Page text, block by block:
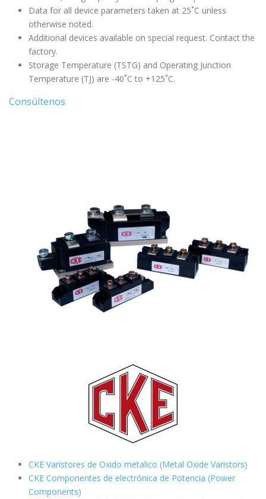
Data for all device parameters taken at 25˚C unless
otherwise noted.
Additional devices available on special request. Contact the
factory.
Storage Temperature (TSTG) and Operating Junction
Temperature (TJ) are -40˚C to +125˚C.
Consúltenos
CKE Varistores de Oxido metalico (Metal Oxide Varistors)
CKE Componentes de electrónica de Potencia (Power
Components)